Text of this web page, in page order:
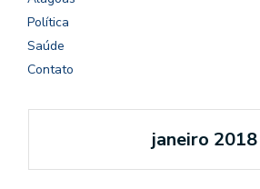
Política
Saúde
Contato
janeiro 2018